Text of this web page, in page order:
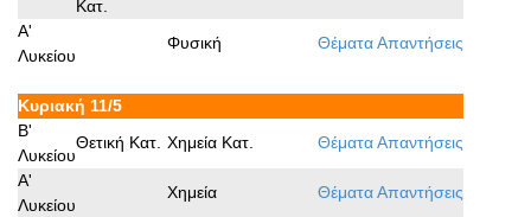
Κατ.
A'
Λυκείου
Φυσική ΘέματαΑπαντήσεις
Κυριακή 11/5
B'
Λυκείου
Θετική Κατ. Χημεία Κατ. ΘέματαΑπαντήσεις
A'
Λυκείου
Χημεία ΘέματαΑπαντήσεις